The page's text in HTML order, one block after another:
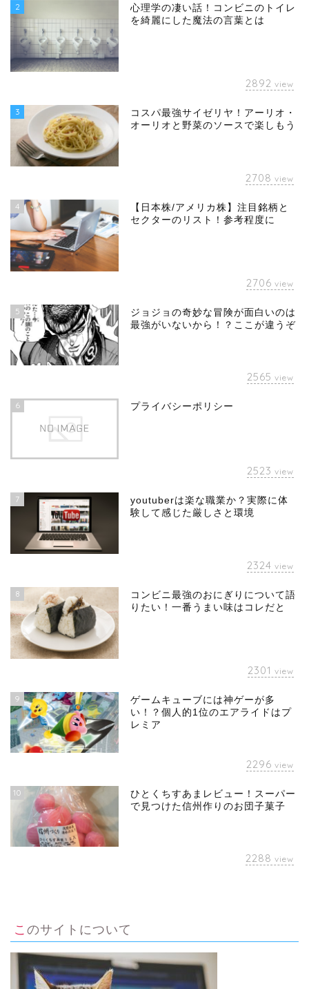
2
心理学の凄い話！コンビニのトイレ
を綺麗にした魔法の言葉とは
2892 view
3
コスパ最強サイゼリヤ！アーリオ・
オーリオと野菜のソースで楽しもう
2708 view
4
【日本株/アメリカ株】注目銘柄と
セクターのリスト！参考程度に
2706 view
5
ジョジョの奇妙な冒険が面白いのは
最強がいないから！？ここが違うぞ
2565 view
6 プライバシーポリシー
2523 view
7
youtuberは楽な職業か？実際に体
験して感じた厳しさと環境
2324 view
8
コンビニ最強のおにぎりについて語
りたい！一番うまい味はコレだと
2301 view
9
ゲームキューブには神ゲーが多
い！？個人的1位のエアライドはプ
レミア
2296 view
10
ひとくちすあまレビュー！スーパー
で見つけた信州作りのお団子菓子
2288 view
このサイトについて